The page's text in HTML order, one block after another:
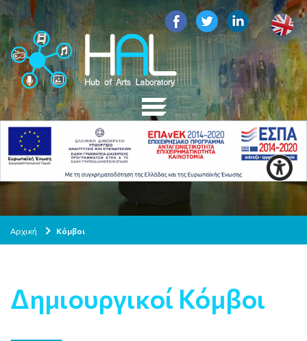
Αρχική Κόμβοι
Δημιουργικοί Κόμβοι